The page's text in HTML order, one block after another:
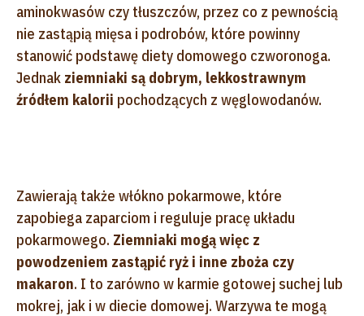
aminokwasów czy tłuszczów, przez co z pewnością
nie zastąpią mięsa i podrobów, które powinny
stanowić podstawę diety domowego czworonoga.
Jednak ziemniaki są dobrym, lekkostrawnym
źródłem kalorii pochodzących z węglowodanów.
Zawierają także włókno pokarmowe, które
zapobiega zaparciom i reguluje pracę układu
pokarmowego. Ziemniaki mogą więc z
powodzeniem zastąpić ryż i inne zboża czy
makaron. I to zarówno w karmie gotowej suchej lub
mokrej, jak i w diecie domowej. Warzywa te mogą